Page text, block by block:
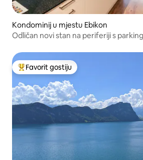
Kondominij u mjestu Ebikon
Odličan novi stan na periferiji s
Glavni favorit gostiju
Favorit gostiju